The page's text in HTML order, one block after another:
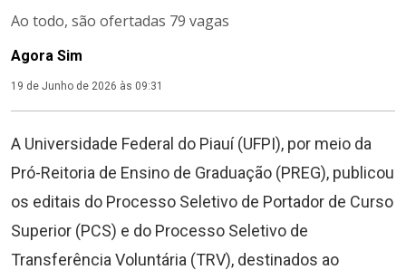
Ao todo, são ofertadas 79 vagas
Agora Sim
19 de Junho de 2026 às 09:31
A Universidade Federal do Piauí (UFPI), por meio da
Pró-Reitoria de Ensino de Graduação (PREG), publicou
os editais do Processo Seletivo de Portador de Curso
Superior (PCS) e do Processo Seletivo de
Transferência Voluntária (TRV), destinados ao